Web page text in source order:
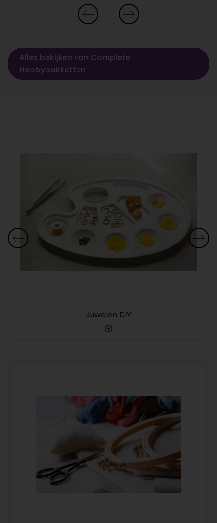
Alles bekijken van Complete
Hobbypakketten
Juwelen DIY